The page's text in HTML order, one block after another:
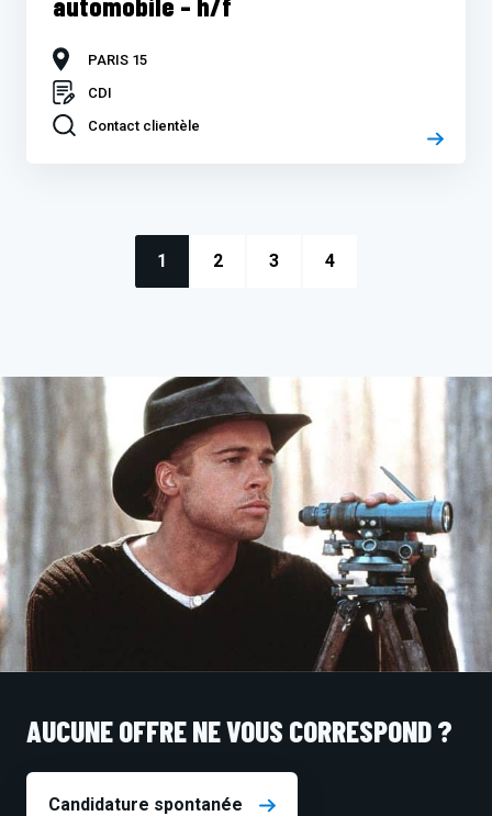
PARIS 15
CDI
Contact clientèle
1 2 3 4
AUCUNE OFFRE NE VOUS CORRESPOND ?
Candidature spontanée